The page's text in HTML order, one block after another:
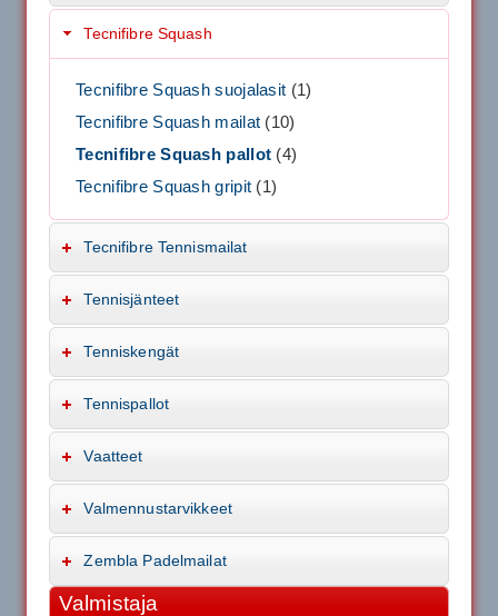
Tecnifibre Squash
Tecnifibre Squash suojalasit (1)
Tecnifibre Squash mailat (10)
Tecnifibre Squash pallot (4)
Tecnifibre Squash gripit (1)
Tecnifibre Tennismailat
Tennisjänteet
Tenniskengät
Tennispallot
Vaatteet
Valmennustarvikkeet
Zembla Padelmailat
Valmistaja